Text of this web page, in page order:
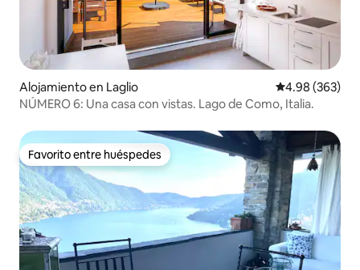
Alojamiento en Laglio Calificación
4.98 (363)
NÚMERO 6: Una casa con vistas. Lago de Como, Italia.
Favorito entre huéspedes
Favorito entre huéspedes